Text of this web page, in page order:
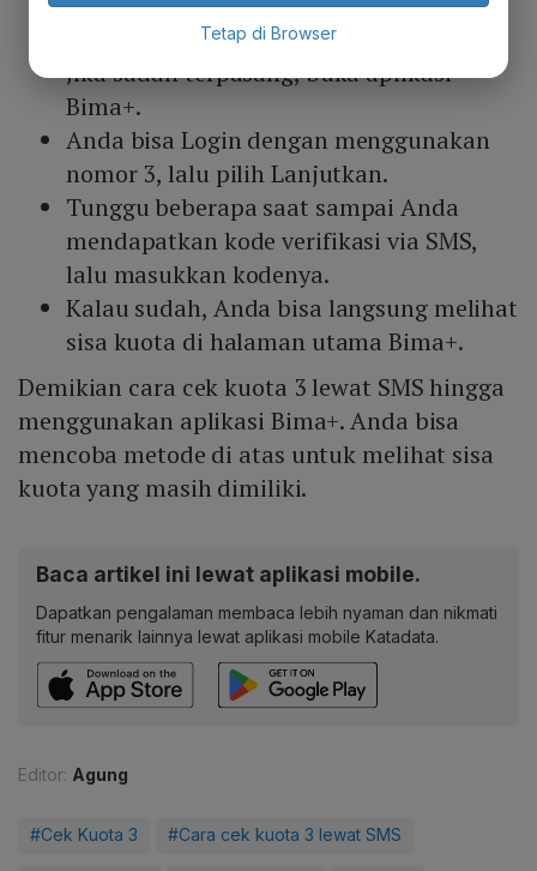
Jika sudah terpasang, buka aplikasi
Bima+.
Anda bisa Login dengan menggunakan
nomor 3, lalu pilih Lanjutkan.
Tunggu beberapa saat sampai Anda
mendapatkan kode verifikasi via SMS,
lalu masukkan kodenya.
Kalau sudah, Anda bisa langsung melihat
sisa kuota di halaman utama Bima+.
Demikian cara cek kuota 3 lewat SMS hingga
menggunakan aplikasi Bima+. Anda bisa
mencoba metode di atas untuk melihat sisa
kuota yang masih dimiliki.
Baca artikel ini lewat aplikasi mobile.
Dapatkan pengalaman membaca lebih nyaman dan nikmati
fitur menarik lainnya lewat aplikasi mobile Katadata.
Editor: Agung
#Cek Kuota 3 #Cara cek kuota 3 lewat SMS
Tetap di Browser